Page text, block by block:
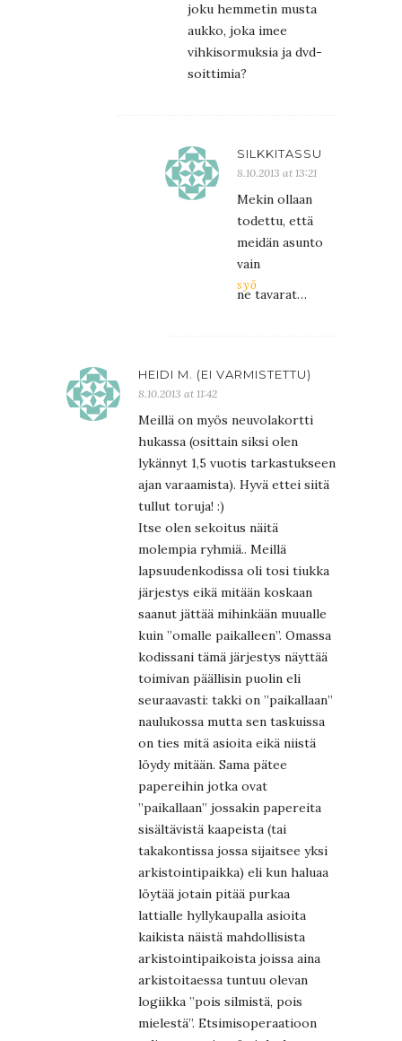
joku hemmetin musta
aukko, joka imee
vihkisormuksia ja dvd-
soittimia?
SILKKITASSU
8.10.2013 at 13:21
Mekin ollaan
todettu, että
meidän asunto
vain
syö
ne tavarat…
HEIDI M. (EI VARMISTETTU)
8.10.2013 at 11:42
Meillä on myös neuvolakortti
hukassa (osittain siksi olen
lykännyt 1,5 vuotis tarkastukseen
ajan varaamista). Hyvä ettei siitä
tullut toruja! :)
Itse olen sekoitus näitä
molempia ryhmiä.. Meillä
lapsuudenkodissa oli tosi tiukka
järjestys eikä mitään koskaan
saanut jättää mihinkään muualle
kuin ”omalle paikalleen”. Omassa
kodissani tämä järjestys näyttää
toimivan päällisin puolin eli
seuraavasti: takki on ”paikallaan”
naulukossa mutta sen taskuissa
on ties mitä asioita eikä niistä
löydy mitään. Sama pätee
papereihin jotka ovat
”paikallaan” jossakin papereita
sisältävistä kaapeista (tai
takakontissa jossa sijaitsee yksi
arkistointipaikka) eli kun haluaa
löytää jotain pitää purkaa
lattialle hyllykaupalla asioita
kaikista näistä mahdollisista
arkistointipaikoista joissa aina
arkistoitaessa tuntuu olevan
logiikka ”pois silmistä, pois
mielestä”. Etsimisoperaatioon